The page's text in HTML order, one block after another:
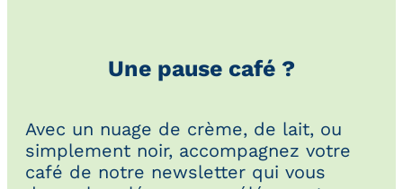
Une pause café ?
Avec un nuage de crème, de lait, ou
simplement noir, accompagnez votre
café de notre newsletter qui vous